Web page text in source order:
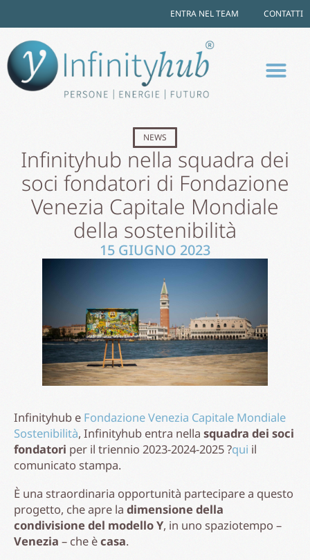
ENTRA NEL TEAM CONTATTI
NEWS
Infinityhub nella squadra dei
soci fondatori di Fondazione
Venezia Capitale Mondiale
della sostenibilità
15 GIUGNO 2023
Infinityhub e Fondazione Venezia Capitale Mondiale
Sostenibilità, Infinityhub entra nella squadra dei soci
fondatori per il triennio 2023-2024-2025 ?qui il
comunicato stampa.
È una straordinaria opportunità partecipare a questo
progetto, che apre la dimensione della
condivisione del modello Y, in uno spaziotempo –
Venezia – che ècasa.